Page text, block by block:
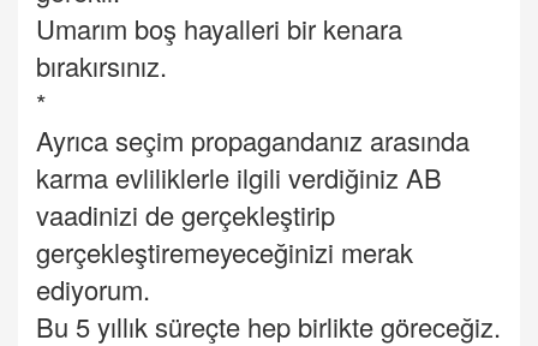
Umarım boş hayalleri bir kenara
bırakırsınız.
*
Ayrıca seçim propagandanız arasında
karma evliliklerle ilgili verdiğiniz AB
vaadinizi de gerçekleştirip
gerçekleştiremeyeceğinizi merak
ediyorum.
Bu 5 yıllık süreçte hep birlikte göreceğiz.